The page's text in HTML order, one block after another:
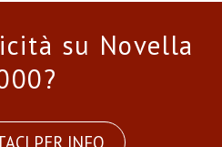
su Novella
PER INFO